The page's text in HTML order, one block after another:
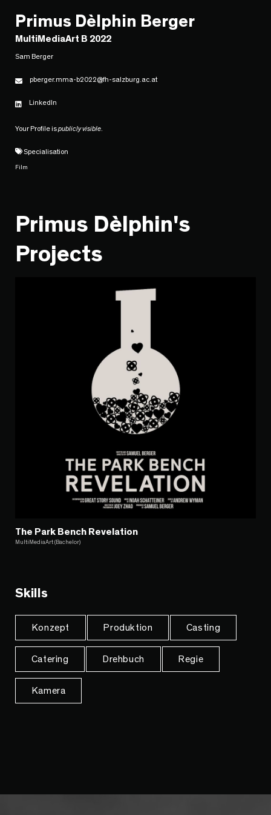
Primus Dèlphin Berger
MultiMediaArt B 2022
Sam Berger
pberger.mma-b2022@fh-salzburg.ac.at
LinkedIn
Your Profile ispublicly visible
Specialisation
Film
Primus Dèlphin's
Projects
The Park Bench Revelation
MultiMediaArt (Bachelor)
Skills
Konzept Produktion Casting
Catering Drehbuch Regie
Kamera